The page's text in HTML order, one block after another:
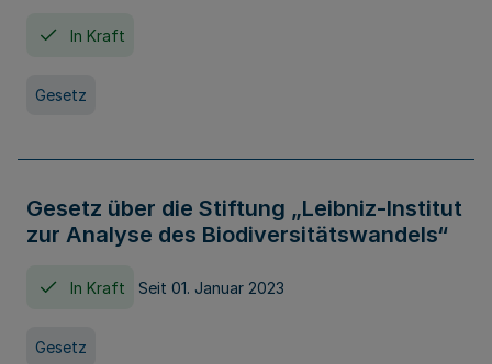
In Kraft
Gesetz
Gesetz über die Stiftung „Leibniz-Institut
zur Analyse des Biodiversitätswandels“
In Kraft Seit 01. Januar 2023
Gesetz